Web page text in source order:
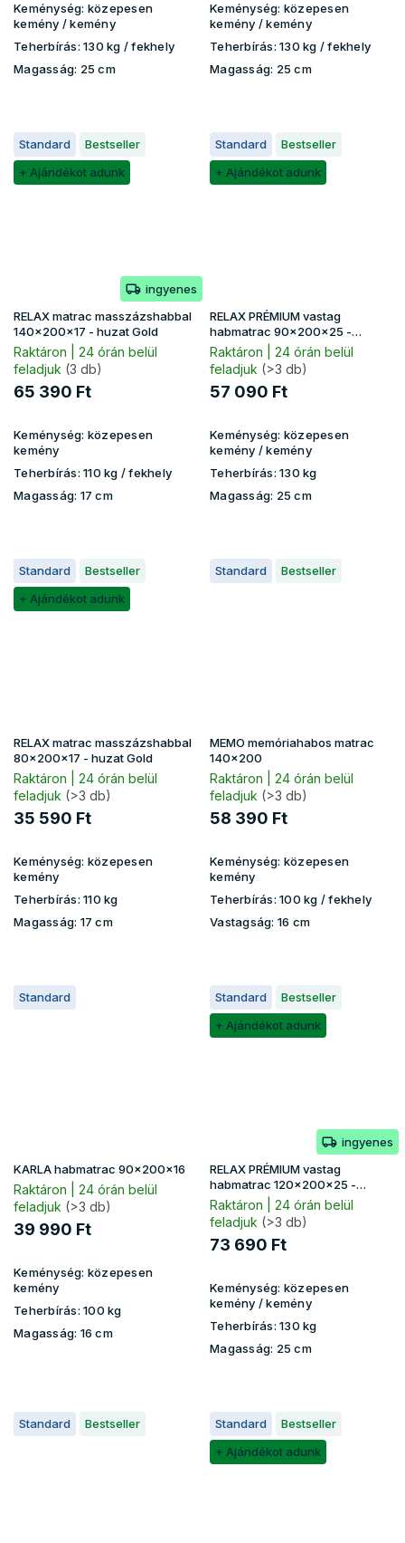
Keménység: közepesen
kemény / kemény
Teherbírás: 130 kg​​​​ / fekhely
Magasság: 25 cm
Keménység: közepesen
kemény / kemény
Teherbírás: 130 kg​​​​ / fekhely
Magasság: 25 cm
Standard
Bestseller
+ Ajándékot adunk
ingyenes
RELAX matrac masszázshabbal
140x200x17 - huzat Gold
Raktáron | 24 órán belül
feladjuk (3 db)
65 390 Ft
Keménység: közepesen
kemény
Teherbírás: 110 kg​​​​ / fekhely
Magasság: 17 cm
Standard
Bestseller
+ Ajándékot adunk
RELAX PRÉMIUM vastag
habmatrac 90x200x25 -
Lavender huzat
Raktáron | 24 órán belül
feladjuk (>3 db)
57 090 Ft
Keménység: közepesen
kemény / kemény
Teherbírás: 130 kg
Magasság: 25 cm
Standard
Bestseller
+ Ajándékot adunk
RELAX matrac masszázshabbal
80x200x17 - huzat Gold
Raktáron | 24 órán belül
feladjuk (>3 db)
35 590 Ft
Keménység: közepesen
kemény
Teherbírás: 110 kg
Magasság: 17 cm
Standard Bestseller
MEMO memóriahabos matrac
140x200
Raktáron | 24 órán belül
feladjuk (>3 db)
58 390 Ft
Keménység: közepesen
kemény
Teherbírás: 100 kg​​​​ / fekhely
Vastagság: 16 cm
Standard
KARLA habmatrac 90x200x16
Raktáron | 24 órán belül
feladjuk (>3 db)
39 990 Ft
Keménység: közepesen
kemény
Teherbírás: 100 kg
Magasság: 16 cm
Standard
Bestseller
+ Ajándékot adunk
ingyenes
RELAX PRÉMIUM vastag
habmatrac 120x200x25 -
Lavender huzat
Raktáron | 24 órán belül
feladjuk (>3 db)
73 690 Ft
Keménység: közepesen
kemény / kemény
Teherbírás: 130 kg
Magasság: 25 cm
Standard Bestseller Standard
Bestseller
+ Ajándékot adunk